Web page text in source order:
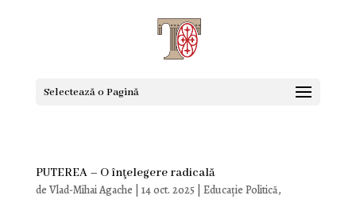
Selectează o Pagină
PUTEREA – O înţelegere radicală
de Vlad-Mihai Agache 14 oct. 2025| Educaţie Politică,